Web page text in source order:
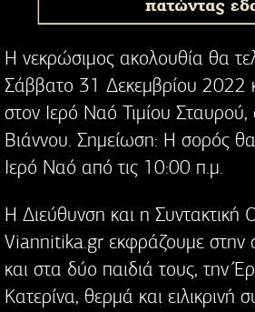
Η νεκρώσιμος ακολουθία θα
Σάββατο 31 Δεκεμβρίου 2022
στον Ιερό Ναό Τιμίου
Βιάννου. Σημείωση: Η σορός θα
Ιερό Ναό από τις 10:00 π.μ.
Η Διεύθυνση και η Συντακτική
Viannitika.gr εκφράζουμε στην
και στα δύο παιδιά τους, την
Κατερίνα, θερμά και ειλικρινή